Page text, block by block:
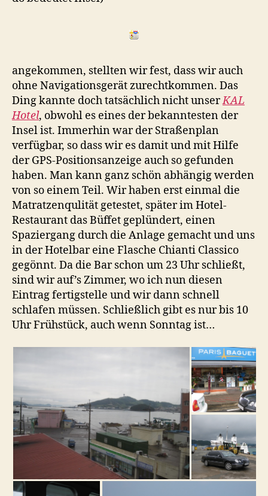
angekommen, stellten wir fest, dass wir auch
ohne Navigationsgerät zurechtkommen. Das
Ding kannte doch tatsächlich nicht unserKAL
Hotel, obwohl es eines der bekanntesten der
Insel ist. Immerhin war der Straßenplan
verfügbar, so dass wir es damit und mit Hilfe
der GPS-Positionsanzeige auch so gefunden
haben. Man kann ganz schön abhängig werden
von so einem Teil. Wir haben erst einmal die
Matratzenqulität getestet, später im Hotel-
Restaurant das Büffet geplündert, einen
Spaziergang durch die Anlage gemacht und uns
in der Hotelbar eine Flasche Chianti Classico
gegönnt. Da die Bar schon um 23 Uhr schließt,
sind wir auf’s Zimmer, wo ich nun diesen
Eintrag fertigstelle und wir dann schnell
schlafen müssen. Schließlich gibt es nur bis 10
Uhr Frühstück, auch wenn Sonntag ist…